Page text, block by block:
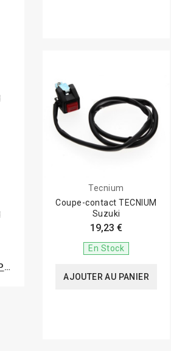
Tous Les Nouveaux Produits
Tecnium
Coupe-contact TECNIUM
Suzuki
19,23 €
En Stock
AJOUTER AU PANIER